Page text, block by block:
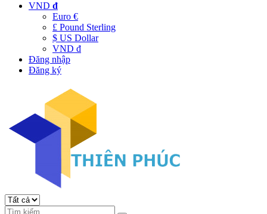
VND đ
Euro €
£ Pound Sterling
$ US Dollar
VND đ
Đăng nhập
Đăng ký